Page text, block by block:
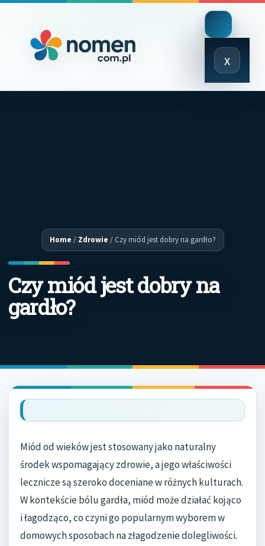
x
Close
Menu
Home / Zdrowie / Czy miód jest dobry na gardło?
Czy miód jest dobry na
gardło?
Miód od wieków jest stosowany jako naturalny
środek wspomagający zdrowie, a jego właściwości
lecznicze są szeroko doceniane w różnych kulturach.
W kontekście bólu gardła, miód może działać kojąco
i łagodząco, co czyni go popularnym wyborem w
domowych sposobach na złagodzenie dolegliwości.